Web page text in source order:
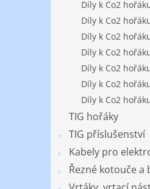
Díly k Co2
Díly k Co2
Díly k Co2
Díly k Co2
Díly k Co2
Díly k Co2
Díly k Co2
TIG hořáky
TIG příslušenství
Kabely pro
Řezné kotouče a